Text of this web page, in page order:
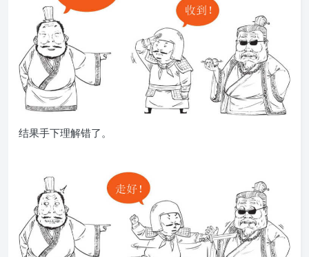
结果手下理解错了。